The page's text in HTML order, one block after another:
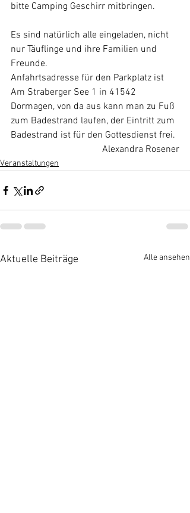
bitte Camping Geschirr mitbringen.
Es sind natürlich alle eingeladen, nicht
nur Täuflinge und ihre Familien und
Freunde.
Anfahrtsadresse für den Parkplatz ist
Am Straberger See 1 in 41542
Dormagen, von da aus kann man zu Fuß
zum Badestrand laufen, der Eintritt zum
Badestrand ist für den Gottesdienst frei.
Alexandra Rosener
Veranstaltungen
Aktuelle Beiträge Alle ansehen